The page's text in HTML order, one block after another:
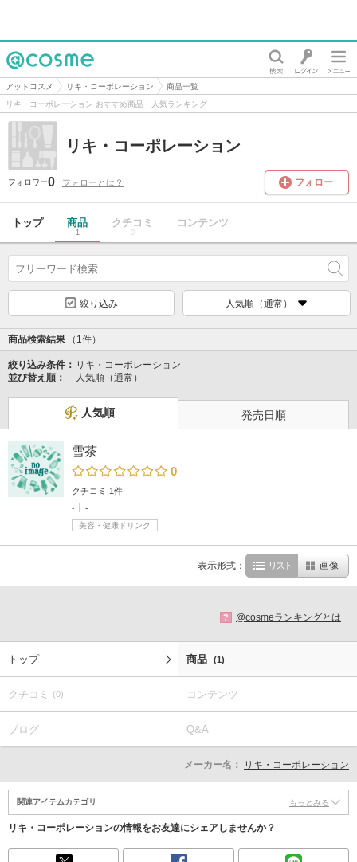
@cosme
アットコスメ リキ・コーポレーション
商品一覧
リキ・コーポレーション おすすめ商品・人気ランキング
リキ・コーポレーション
フォロワー0 フォローとは？ フォロー
トップ 商品
1
クチコミ
0
コンテンツ
絞り込み 人気順（通常）
商品検索結果 （1件）
絞り込み条件： リキ・コーポレーション
並び替え順：
人気順（通常）
人気順 発売日順
雪茶
0
クチコミ 1件
-
-
美容・健康ドリンク
表示形式： リスト 画像
? @cosmeランキングとは
トップ 商品 (1)
クチコミ (0) コンテンツ
ブログ Q&A
メーカー名： リキ・コーポレーション
関連アイテムカテゴリ もっとみる
リキ・コーポレーションの情報をお友達にシェアしませんか？